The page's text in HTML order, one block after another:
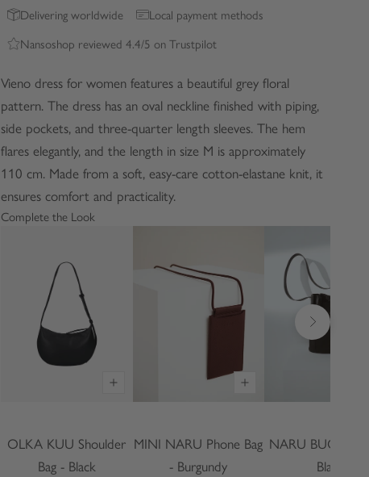
Delivering worldwide
Local payment methods
Nansoshop reviewed 4.4/5 on Trustpilot
Vieno dress for women features a beautiful grey floral
pattern. The dress has an oval neckline finished with piping,
side pockets, and three-quarter length sleeves. The hem
flares elegantly, and the length in size M is approximately
110 cm. Made from a soft, easy-care cotton-elastane knit, it
ensures comfort and practicality.
Complete the Look
Seuraava
OLKA KUU Shoulder
Bag - Black
MINI NARU Phone Bag
- Burgundy
NARU BUCKET
Black